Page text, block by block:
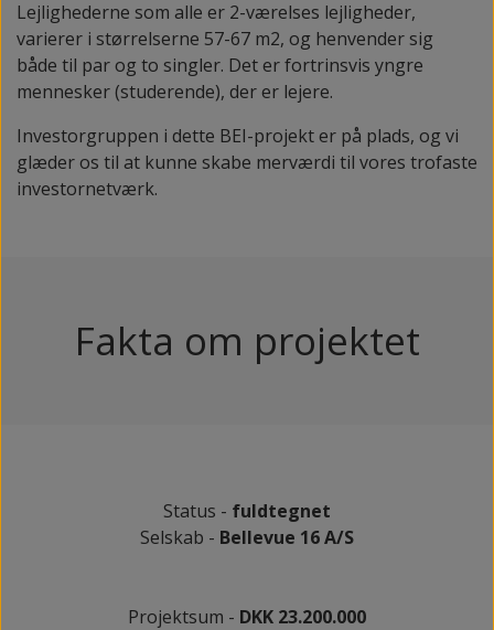
Lejlighederne som alle er 2-værelses lejligheder,
varierer i størrelserne 57-67 m2, og henvender sig
både til par og to singler. Det er fortrinsvis yngre
mennesker (studerende), der er lejere.
Investorgruppen i dette BEI-projekt er på plads, og vi
glæder os til at kunne skabe merværdi til vores trofaste
investornetværk.
Fakta om projektet
Status - fuldtegnet
Selskab - Bellevue 16 A/S
Projektsum - DKK 23.200.000